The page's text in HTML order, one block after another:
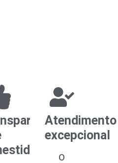
Atendimento
excepcional
O